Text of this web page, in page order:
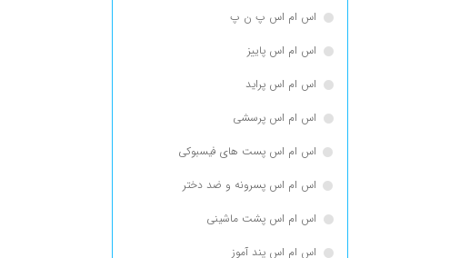
اس ام اس پ ن پ
اس ام اس پاییز
اس ام اس پراید
اس ام اس پرسشی
اس ام اس پست های فیسبوکی
اس ام اس پسرونه و ضد دختر
اس ام اس پشت ماشینی
اس ام اس پند آموز